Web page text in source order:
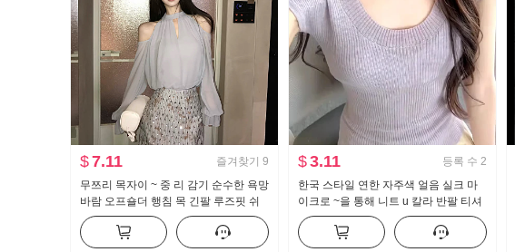
$7.11 즐겨찾기 9
무쯔리 목자이 ~ 중 리 감기 순수한 욕망
바람 오프숄더 행침 목 긴팔 루즈핏 쉬
폰 톱 여성 스트레이트 반신 치마 세트
$3.11 등록 수 2
한국 스타일 연한 자주색 얼음 실크 마
이크로 ~을 통해 니트 u 칼라 반팔 티셔
츠 여성 여름 얇은 스타일 꼬집기 허리
슬림해 보이는 미니멀리즘 다용도 맨위